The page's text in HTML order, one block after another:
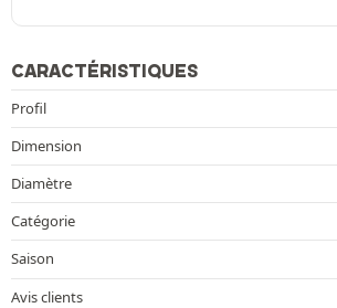
CARACTÉRISTIQUES
Profil
Dimension
Diamètre
Catégorie
Saison
Avis clients